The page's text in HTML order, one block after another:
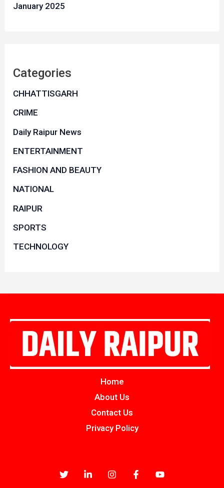
January 2025
Categories
CHHATTISGARH
CRIME
Daily Raipur News
ENTERTAINMENT
FASHION AND BEAUTY
NATIONAL
RAIPUR
SPORTS
TECHNOLOGY
Home
About Us
Contact Us
Privacy Policy